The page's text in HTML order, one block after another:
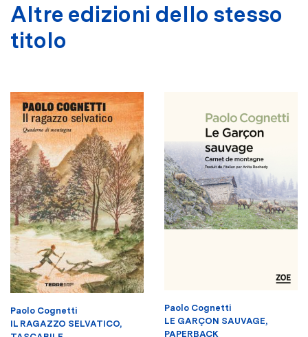
Altre edizioni dello stesso
titolo
Paolo Cognetti
IL RAGAZZO SELVATICO,
Paolo Cognetti
LE GARÇON SAUVAGE,
PAPERBACK